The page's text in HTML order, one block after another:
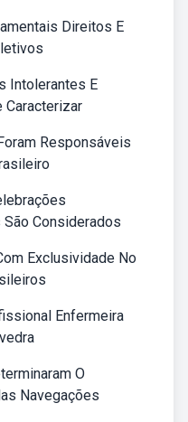
Direitos E
Intolerantes E
Caracterizar
Responsáveis
Considerados
Exclusividade No
Enfermeira
O
Navegações